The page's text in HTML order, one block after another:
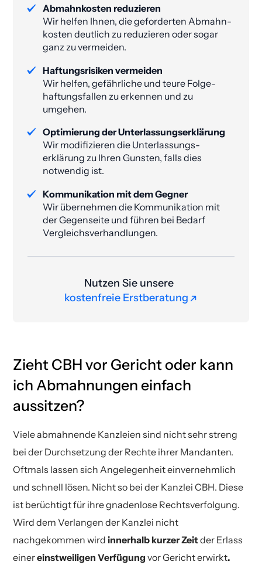
Abmahnkosten reduzieren
Wir helfen Ihnen, die geforderten Abmahn­
kosten deutlich zu reduzieren oder sogar
ganz zu vermeiden​.
Haftungsrisiken vermeiden
Wir helfen, gefährliche und teure Folge­
haftungs­fallen zu erkennen und zu
umgehen.
Optimierung der Unterlassungs­erklärung
Wir modifizieren die Unterlassungs­
erklärung zu Ihren Gunsten, falls dies
notwendig ist.
Kommunikation mit dem Gegner
Wir übernehmen die Kommunikation mit
der Gegenseite und führen bei Bedarf
Vergleichsverhandlungen.
Nutzen Sie unsere
kostenfreie Erstberatung
Zieht CBH vor Gericht oder kann
ich Abmahnungen einfach
aussitzen?
Viele abmahnende Kanzleien sind nicht sehr streng
bei der Durchsetzung der Rechte ihrer Mandanten.
Oftmals lassen sich Angelegenheit einvernehmlich
und schnell lösen. Nicht so bei der Kanzlei CBH. Diese
ist berüchtigt für ihre gnadenlose Rechtsverfolgung.
Wird dem Verlangen der Kanzlei nicht
nachgekommen wirdinnerhalb kurzer Zeitder Erlass
einereinstweiligen Verfügungvor Gericht erwirkt.